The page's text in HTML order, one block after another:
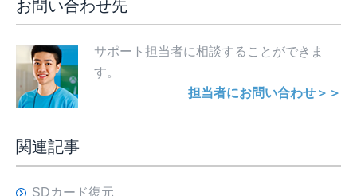
お問い合わせ先
サポート担当者に相談することができま
す。
担当者にお問い合わせ＞＞
関連記事
SDカード復元